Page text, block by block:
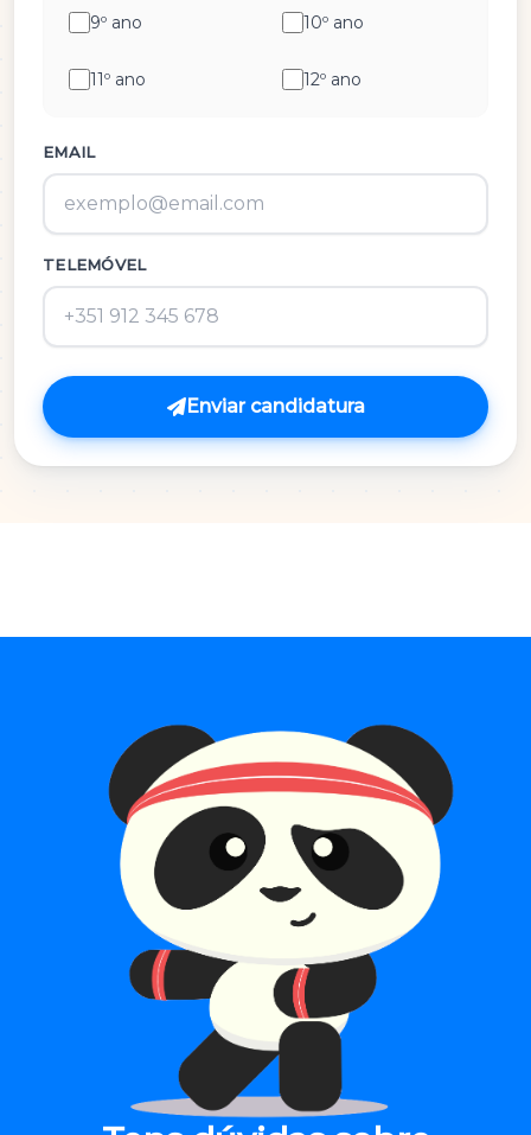
História e Cultura das Artes
Inglês
M.A.C.S.
Matemática 3º Ciclo
Matemática A
Matemática B
Português
9º ano 10º ano
11º ano 12º ano
EMAIL
TELEMÓVEL
Enviar candidatura